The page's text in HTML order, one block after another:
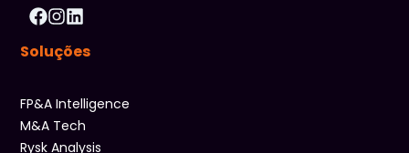
Soluções
FP&A Intelligence
M&A Tech
Rysk Analysis